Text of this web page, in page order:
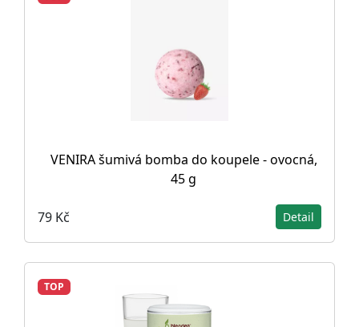
VENIRA šumivá bomba do koupele - ovocná,
45 g
79 Kč Detail
TOP